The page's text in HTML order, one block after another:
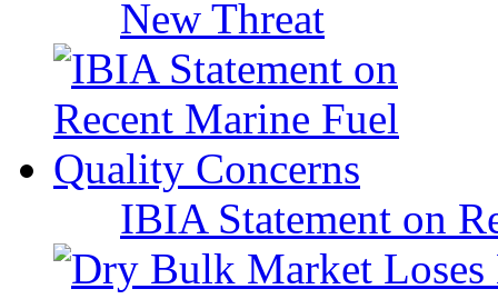
New Threat
IBIA Statement on